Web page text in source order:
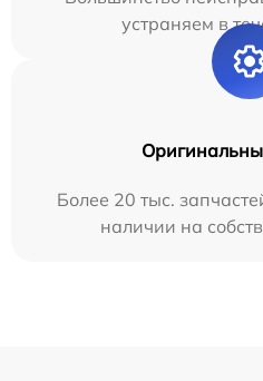
устраняем в
Более 20 тыс.
наличии на